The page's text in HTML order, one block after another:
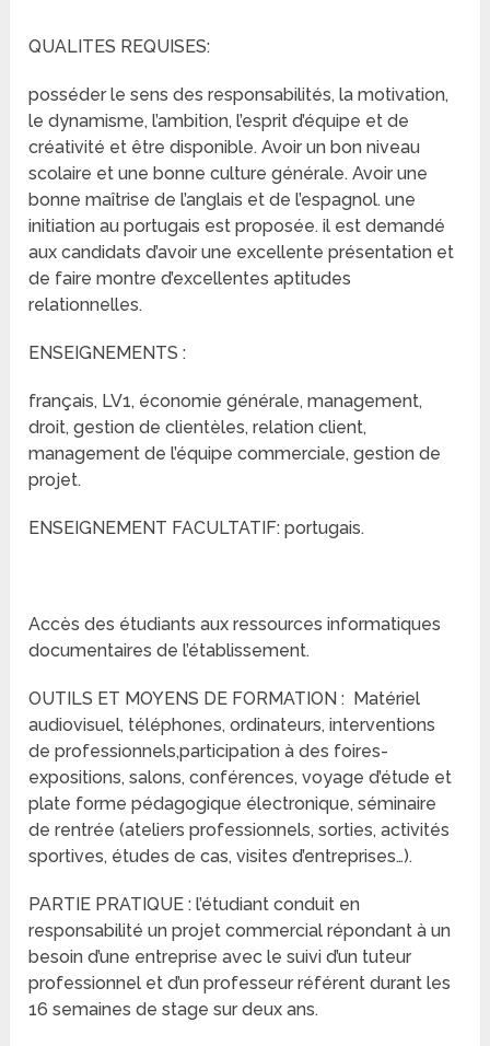
QUALITES REQUISES:
posséder le sens des responsabilités, la motivation,
le dynamisme, l’ambition, l’esprit d’équipe et de
créativité et être disponible. Avoir un bon niveau
scolaire et une bonne culture générale. Avoir une
bonne maîtrise de l’anglais et de l’espagnol. une
initiation au portugais est proposée. il est demandé
aux candidats d’avoir une excellente présentation et
de faire montre d’excellentes aptitudes
relationnelles.
ENSEIGNEMENTS :
français, LV1, économie générale, management,
droit, gestion de clientèles, relation client,
management de l’équipe commerciale, gestion de
projet.
ENSEIGNEMENT FACULTATIF: portugais.
Accès des étudiants aux ressources informatiques
documentaires de l’établissement.
OUTILS ET MOYENS DE FORMATION : Matériel
audiovisuel, téléphones, ordinateurs, interventions
de professionnels,participation à des foires-
expositions, salons, conférences, voyage d’étude et
plate forme pédagogique électronique, séminaire
de rentrée (ateliers professionnels, sorties, activités
sportives, études de cas, visites d’entreprises…).
PARTIE PRATIQUE : l’étudiant conduit en
responsabilité un projet commercial répondant à un
besoin d’une entreprise avec le suivi d’un tuteur
professionnel et d’un professeur référent durant les
16 semaines de stage sur deux ans.